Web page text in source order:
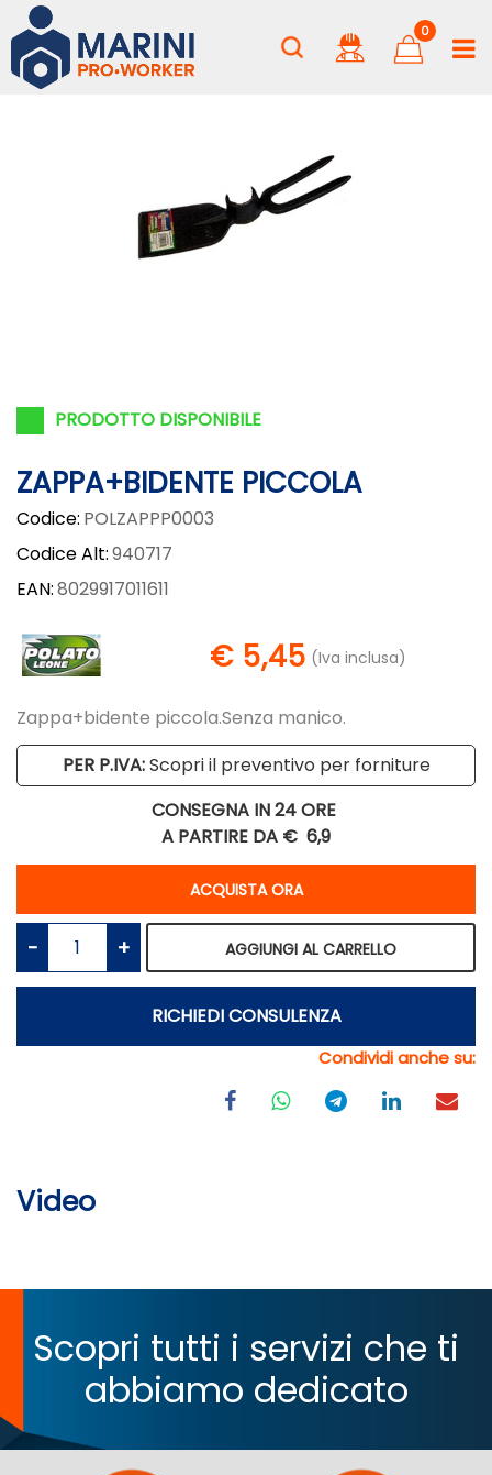
0
PRODOTTO DISPONIBILE
ZAPPA+BIDENTE PICCOLA
Codice: POLZAPPP0003
Codice Alt:940717
EAN:8029917011611
€ 5,45 (Iva inclusa)
Zappa+bidente piccola.Senza manico.
PER P.IVA:Scopri il preventivo per forniture
CONSEGNA IN 24 ORE
A PARTIRE DA € 6,9
ACQUISTA ORA
Quantità
AGGIUNGI AL CARRELLO
RICHIEDI CONSULENZA
Condividi anche su:
Video
Scopri tutti i servizi che ti
abbiamo dedicato